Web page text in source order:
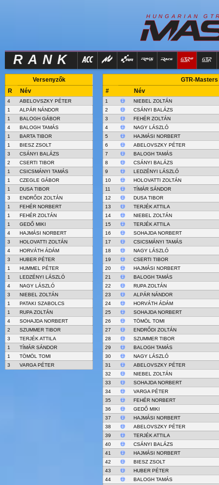
H U N G A R I A N G T
RANK
Versenyzők
R
Név
4
ABELOVSZKY PÉTER
1
ALPÁR NÁNDOR
1
BALOGH GÁBOR
4
BALOGH TAMÁS
1
BARTA TIBOR
1
BIESZ ZSOLT
3
CSÁNYI BALÁZS
2
CSERTI TIBOR
1
CSICSMÁNYI TAMÁS
1
CZEGLE GÁBOR
1
DUSA TIBOR
3
ENDRŐDI ZOLTÁN
1
FEHÉR NORBERT
1
FEHÉR ZOLTÁN
1
GEDŐ MIKI
4
HAJMÁSI NORBERT
3
HOLOVATTI ZOLTÁN
4
HORVÁTH ÁDÁM
3
HUBER PÉTER
1
HUMMEL PÉTER
1
LEDZÉNYI LÁSZLÓ
4
NAGY LÁSZLÓ
3
NIEBEL ZOLTÁN
1
PATAKI SZABOLCS
1
RUPA ZOLTÁN
4
SOHAJDA NORBERT
2
SZUMMER TIBOR
3
TERJÉK ATTILA
1
TÍMÁR SÁNDOR
1
TÖMÖL TOMI
3
VARGA PÉTER
GTR-
#
Név
1 NIEBEL ZOLTÁN
2
CSÁNYI BALÁZS
3
FEHÉR ZOLTÁN
4
NAGY LÁSZLÓ
5
HAJMÁSI NORBERT
6
ABELOVSZKY PÉTER
7
BALOGH TAMÁS
8
CSÁNYI BALÁZS
9
LEDZÉNYI LÁSZLÓ
10
HOLOVATTI ZOLTÁN
11
TÍMÁR SÁNDOR
12
DUSA TIBOR
13
TERJÉK ATTILA
14
NIEBEL ZOLTÁN
15
TERJÉK ATTILA
16
SOHAJDA NORBERT
17
CSICSMÁNYI TAMÁS
18
NAGY LÁSZLÓ
19
CSERTI TIBOR
20
HAJMÁSI NORBERT
21
BALOGH TAMÁS
22
RUPA ZOLTÁN
23
ALPÁR NÁNDOR
24
HORVÁTH ÁDÁM
25
SOHAJDA NORBERT
26
TÖMÖL TOMI
27
ENDRŐDI ZOLTÁN
28
SZUMMER TIBOR
29
BALOGH TAMÁS
30
NAGY LÁSZLÓ
31
ABELOVSZKY PÉTER
32
NIEBEL ZOLTÁN
33
SOHAJDA NORBERT
34
VARGA PÉTER
35
FEHÉR NORBERT
36
GEDŐ MIKI
37
HAJMÁSI NORBERT
38
ABELOVSZKY PÉTER
39
TERJÉK ATTILA
40
CSÁNYI BALÁZS
41
HAJMÁSI NORBERT
42
BIESZ ZSOLT
43
HUBER PÉTER
44
BALOGH TAMÁS